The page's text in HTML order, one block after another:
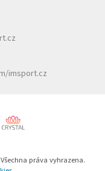
imsport.cz
práva vyhrazena.